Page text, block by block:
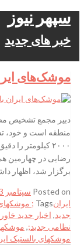
سپهر نیوز
خبر های جدید
موشک‌های‌ ایران با بُرد
دبیر مجمع تشخیص
منطقه است و خود،
۲۰۰۰ کیلومتر
رضایی در چهارمین
برگزار شد، اظهار
Posted on سپتامبر 23, 2016
ایرانTags
;
جدید, اخبار حدید
نظامی جدبد;,
موشکهای بالستیک